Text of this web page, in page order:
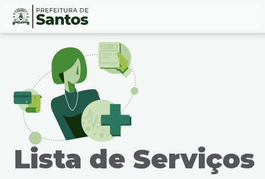
Ir
Conteúdo
Lista de Serviços